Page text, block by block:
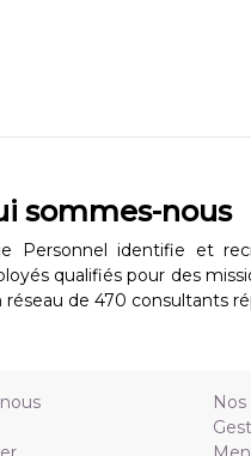
sommes-nous
Personnel identifie et
qualifiés pour des
réseau de 470 consultants